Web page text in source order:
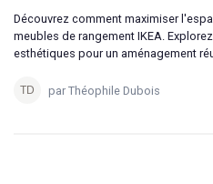
Découvrez comment maximiser
meubles de rangement IKEA.
esthétiques pour un aménagement
par Théophile Dubois